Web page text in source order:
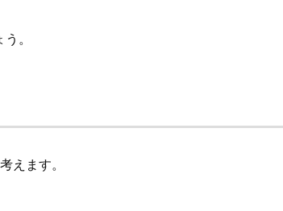
。
えます。